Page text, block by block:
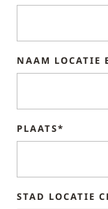
NAAM LOCATIE
PLAATS*
STAD LOCATIE